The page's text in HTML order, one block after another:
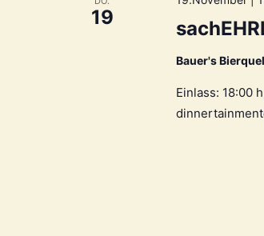
19
Bauer's
Einlass: 18:00